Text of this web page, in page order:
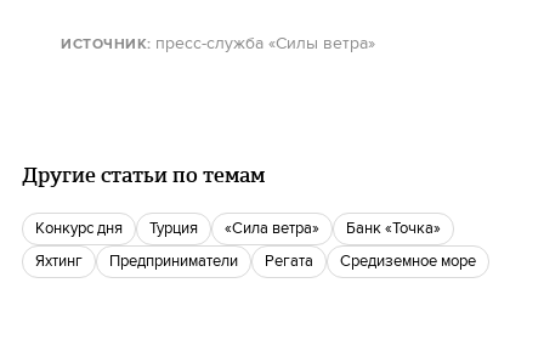
ИСТОЧНИК: пресс-служба «Силы ветра»
Другие статьи по темам
Конкурс дня Турция «Сила ветра»
Банк «Точка»
яхтинг
Предприниматели Регата Средиземное море